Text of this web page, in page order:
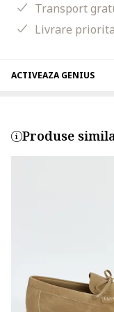
Transport
Livrare
ACTIVEAZA GENIUS
Produse